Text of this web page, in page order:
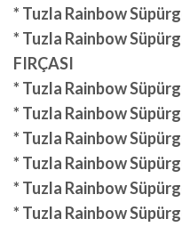
* Tuzla Rainbow
* Tuzla Rainbow
FIRÇASI
* Tuzla Rainbow
* Tuzla Rainbow
* Tuzla Rainbow
* Tuzla Rainbow
* Tuzla Rainbow
* Tuzla Rainbow